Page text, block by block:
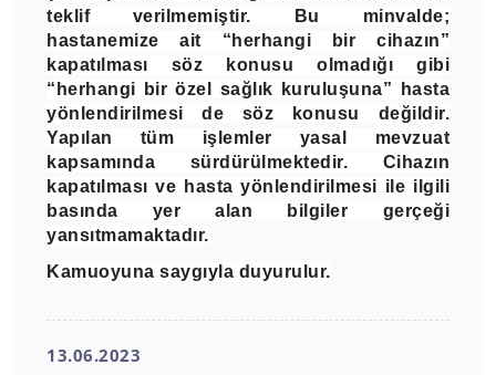
teklif verilmemiştir. Bu minvalde;
hastanemize ait “herhangi bir cihazın”
kapatılması söz konusu olmadığı gibi
“herhangi bir özel sağlık kuruluşuna” hasta
yönlendirilmesi de söz konusu değildir.
Yapılan tüm işlemler yasal mevzuat
kapsamında sürdürülmektedir. Cihazın
kapatılması ve hasta yönlendirilmesi ile ilgili
basında yer alan bilgiler gerçeği
yansıtmamaktadır.
Kamuoyuna saygıyla duyurulur.
13.06.2023